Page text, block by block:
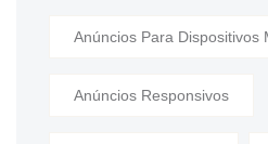
Anúncios Para Dispositivos
Anúncios Responsivos